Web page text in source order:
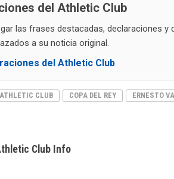
del Athletic Club
las frases destacadas, declaraciones y
a su noticia original.
del Athletic Club
ATHLETIC CLUB COPA DEL REY ERNESTO
Club Info